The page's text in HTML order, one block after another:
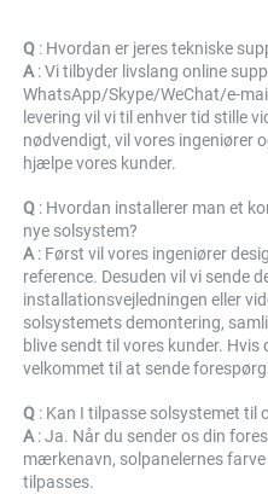
Q : Hvordan er jeres tekniske
A : Vi tilbyder livslang online
WhatsApp/Skype/WeChat/e-
levering vil vi til enhver tid stille
nødvendigt, vil vores ingeniører
hjælpe vores kunder.
Q : Hvordan installerer man et
nye solsystem?
A : Først vil vores ingeniører
reference. Desuden vil vi sende
installationsvejledningen eller
solsystemets demontering,
blive sendt til vores kunder. Hvis
velkommet til at sende
Q : Kan I tilpasse solsystemet til
A : Ja. Når du sender os din
mærkenavn, solpanelernes
tilpasses.